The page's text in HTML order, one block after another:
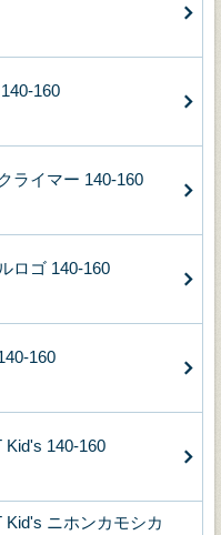
160
ライマー 140-160
ロゴ 140-160
160
Kid's 140-160
ニホンカモシカ